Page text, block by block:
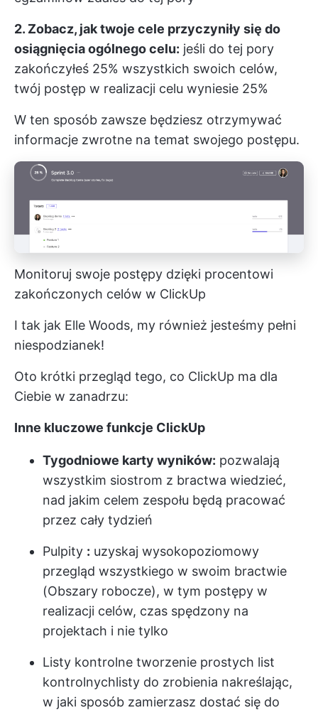
2. Zobacz, jak twoje cele przyczyniły się do
osiągnięcia ogólnego celu: jeśli do tej pory
zakończyłeś 25% wszystkich swoich celów,
twój postęp w realizacji celu wyniesie 25%
W ten sposób zawsze będziesz otrzymywać
informacje zwrotne na temat swojego postępu.
Monitoruj swoje postępy dzięki procentowi
zakończonych celów w ClickUp
I tak jak Elle Woods, my również jesteśmy pełni
niespodzianek!
Oto krótki przegląd tego, co ClickUp ma dla
Ciebie w zanadrzu:
Inne kluczowe funkcje ClickUp
Tygodniowe karty wyników: pozwalają
wszystkim siostrom z bractwa wiedzieć,
nad jakim celem zespołu będą pracować
przez cały tydzień
Pulpity : uzyskaj wysokopoziomowy
przegląd wszystkiego w swoim bractwie
(Obszary robocze), w tym postępy w
realizacji celów, czas spędzony na
projektach i nie tylko
Listy kontrolne tworzenie prostych list
kontrolnychlisty do zrobienia nakreślając,
w jaki sposób zamierzasz dostać się do